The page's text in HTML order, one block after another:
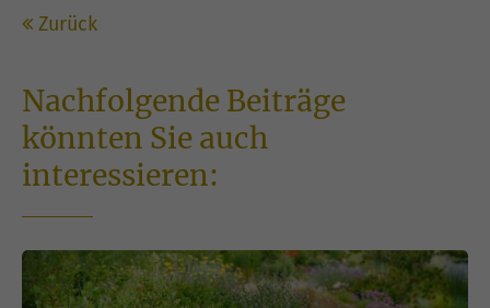
Zurück
Nachfolgende Beiträge
könnten Sie auch
interessieren: